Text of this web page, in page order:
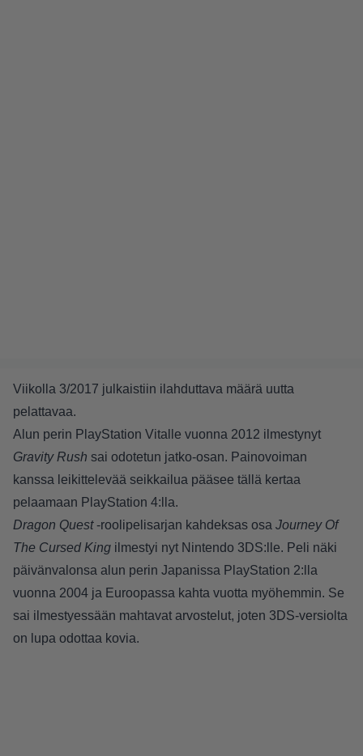
Viikolla 3/2017 julkaistiin ilahduttava määrä uutta
pelattavaa.
Alun perin PlayStation Vitalle vuonna 2012 ilmestynyt
Gravity Rush sai odotetun jatko-osan. Painovoiman
kanssa leikittelevää seikkailua pääsee tällä kertaa
pelaamaan PlayStation 4:lla.
Dragon Quest-roolipelisarjan kahdeksas osa Journey Of
The Cursed King ilmestyi nyt Nintendo 3DS:lle. Peli näki
päivänvalonsa alun perin Japanissa PlayStation 2:lla
vuonna 2004 ja Euroopassa kahta vuotta myöhemmin. Se
sai ilmestyessään mahtavat arvostelut, joten 3DS-versiolta
on lupa odottaa kovia.